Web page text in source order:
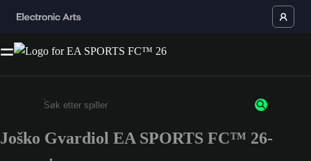
Enter a minimum of 3 characters or numbers
Joško Gvardiol EA SPORTS FC™ 26-